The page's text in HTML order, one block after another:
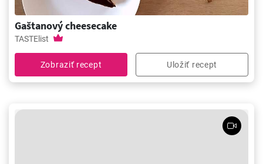
Gaštanový cheesecake
TASTElist
Zobraziť recept Uložiť recept